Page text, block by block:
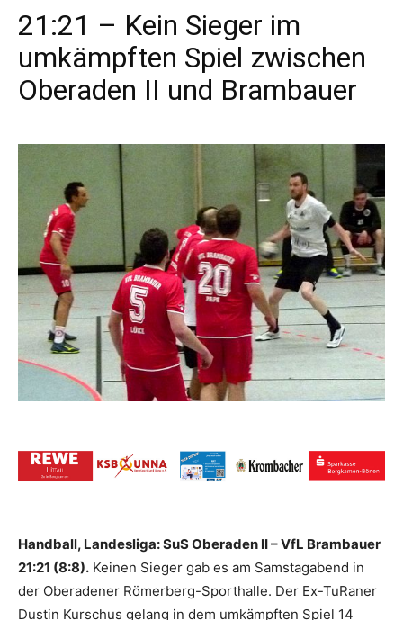
21:21 – Kein Sieger im
umkämpften Spiel zwischen
Oberaden II und Brambauer
Handball, Landesliga: SuS Oberaden II – VfL Brambauer
21:21 (8:8). Keinen Sieger gab es am Samstagabend in
der Oberadener Römerberg-Sporthalle. Der Ex-TuRaner
Dustin Kurschus gelang in dem umkämpften Spiel 14